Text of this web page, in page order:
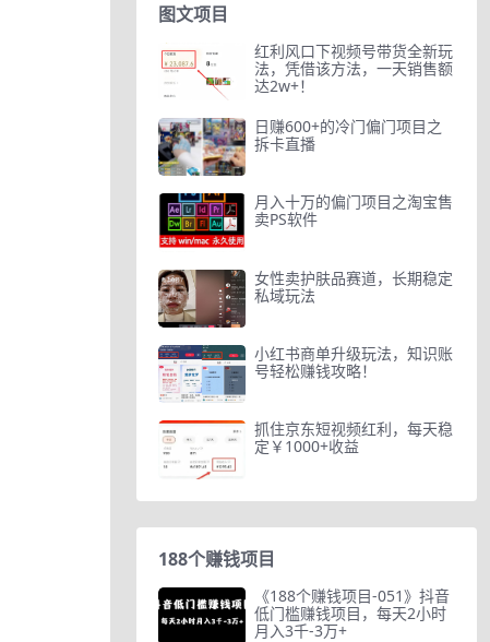
图文项目
红利风口下视频号带货全新玩
法，凭借该方法，一天销售额
达2w+！
日赚600+的冷门偏门项目之
拆卡直播
月入十万的偏门项目之淘宝售
卖PS软件
女性卖护肤品赛道，长期稳定
私域玩法
小红书商单升级玩法，知识账
号轻松赚钱攻略！
抓住京东短视频红利，每天稳
定￥1000+收益
188个赚钱项目
《188个赚钱项目-051》抖音
低门槛赚钱项目，每天2小时
月入3千-3万+